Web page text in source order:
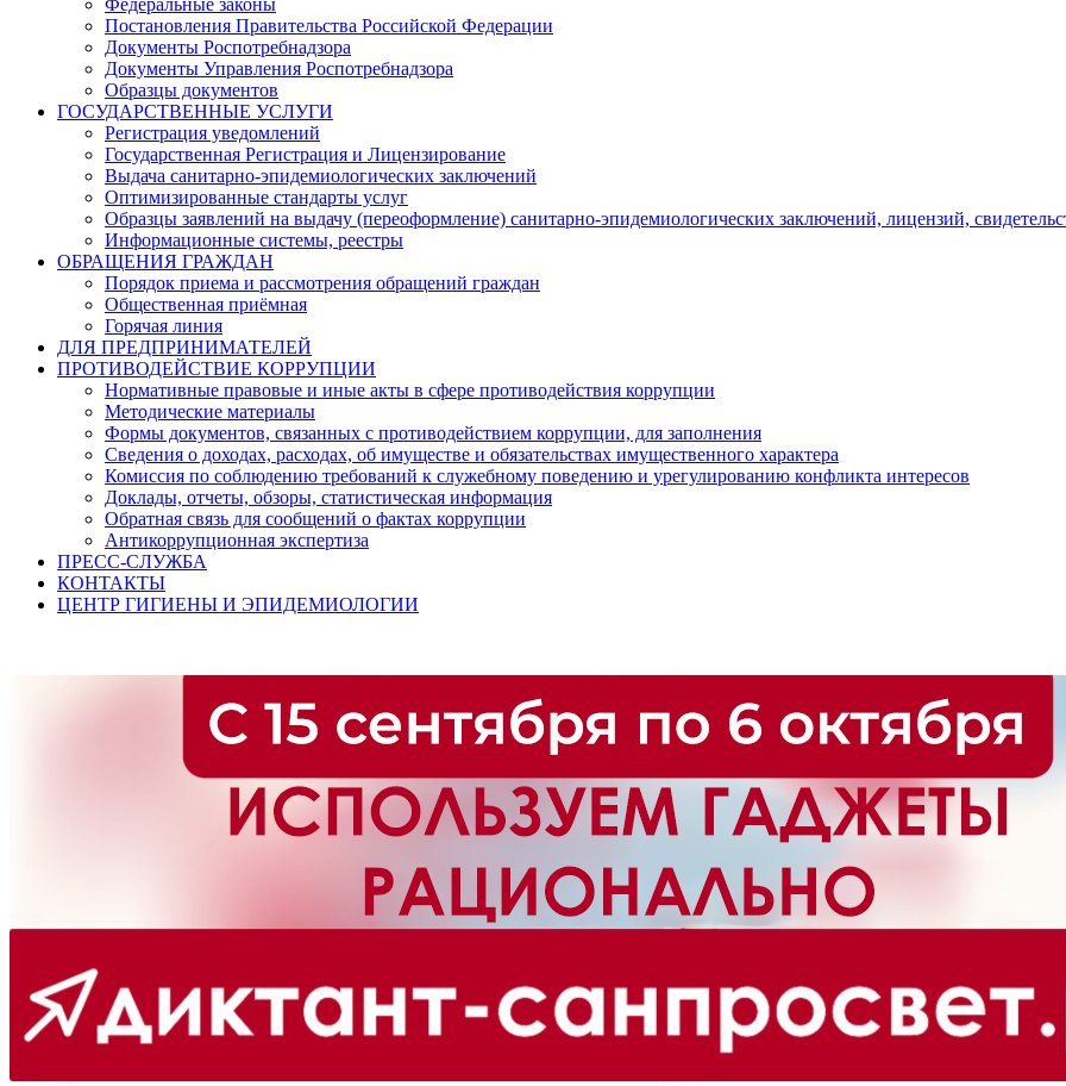
Федеральные законы
Постановления Правительства Российской Федерации
Документы Роспотребнадзора
Документы Управления Роспотребнадзора
Образцы документов
ГОСУДАРСТВЕННЫЕ УСЛУГИ
Регистрация уведомлений
Государственная Регистрация и Лицензирование
Выдача санитарно-эпидемиологических заключений
Оптимизированные стандарты услуг
Образцы заявлений на выдачу (переоформление) санитарно-эпидемиологических заключений, лицензий,
Информационные системы, реестры
ОБРАЩЕНИЯ ГРАЖДАН
Порядок приема и рассмотрения обращений граждан
Общественная приёмная
Горячая линия
ДЛЯ ПРЕДПРИНИМАТЕЛЕЙ
ПРОТИВОДЕЙСТВИЕ КОРРУПЦИИ
Нормативные правовые и иные акты в сфере противодействия коррупции
Методические материалы
Формы документов, связанных с противодействием коррупции, для заполнения
Сведения о доходах, расходах, об имуществе и обязательствах имущественного характера
Комиссия по соблюдению требований к служебному поведению и урегулированию конфликта интересов
Доклады, отчеты, обзоры, статистическая информация
Обратная связь для сообщений о фактах коррупции
Антикоррупционная экспертиза
ПРЕСС-СЛУЖБА
КОНТАКТЫ
ЦЕНТР ГИГИЕНЫ И ЭПИДЕМИОЛОГИИ